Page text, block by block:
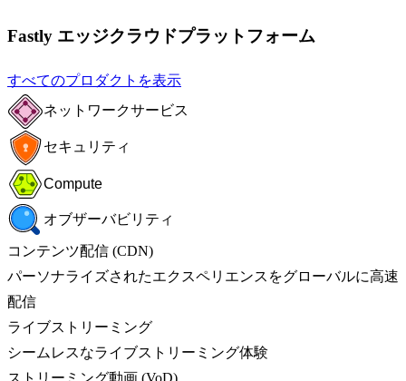
Fastly エッジクラウドプラットフォーム
すべてのプロダクトを表示
ネットワークサービス
セキュリティ
Compute
オブザーバビリティ
コンテンツ配信 (CDN)
パーソナライズされたエクスペリエンスをグローバルに高速
配信
ライブストリーミング
シームレスなライブストリーミング体験
ストリーミング動画 (VoD)